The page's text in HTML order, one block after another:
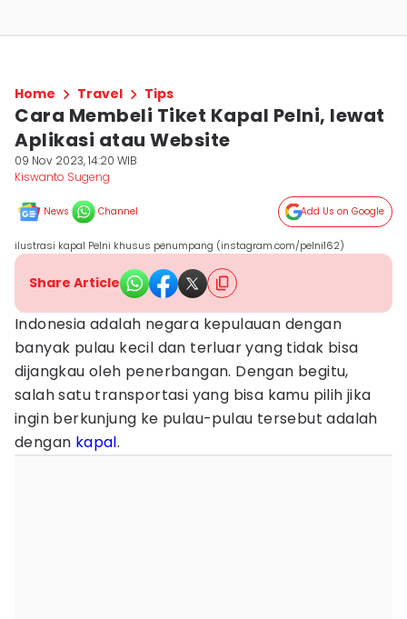
Home Travel Tips
Cara Membeli Tiket Kapal Pelni, lewat
Aplikasi atau Website
09 Nov 2023, 14:20 WIB
Kiswanto Sugeng
News Channel Add Us on Google
ilustrasi kapal Pelni khusus penumpang (instagram.com/pelni162)
Share Article
Indonesia adalah negara kepulauan dengan
banyak pulau kecil dan terluar yang tidak bisa
dijangkau oleh penerbangan. Dengan begitu,
salah satu transportasi yang bisa kamu pilih jika
ingin berkunjung ke pulau-pulau tersebut adalah
dengan kapal.